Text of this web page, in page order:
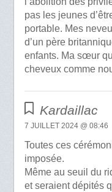
pas les jeunes
portable. Mes
d’un père
enfants. Ma sœur
cheveux comme
Kardaillac
7 JUILLET 2024 @ 08:46
Toutes ces
imposée.
Même au seuil du
et seraient dépités